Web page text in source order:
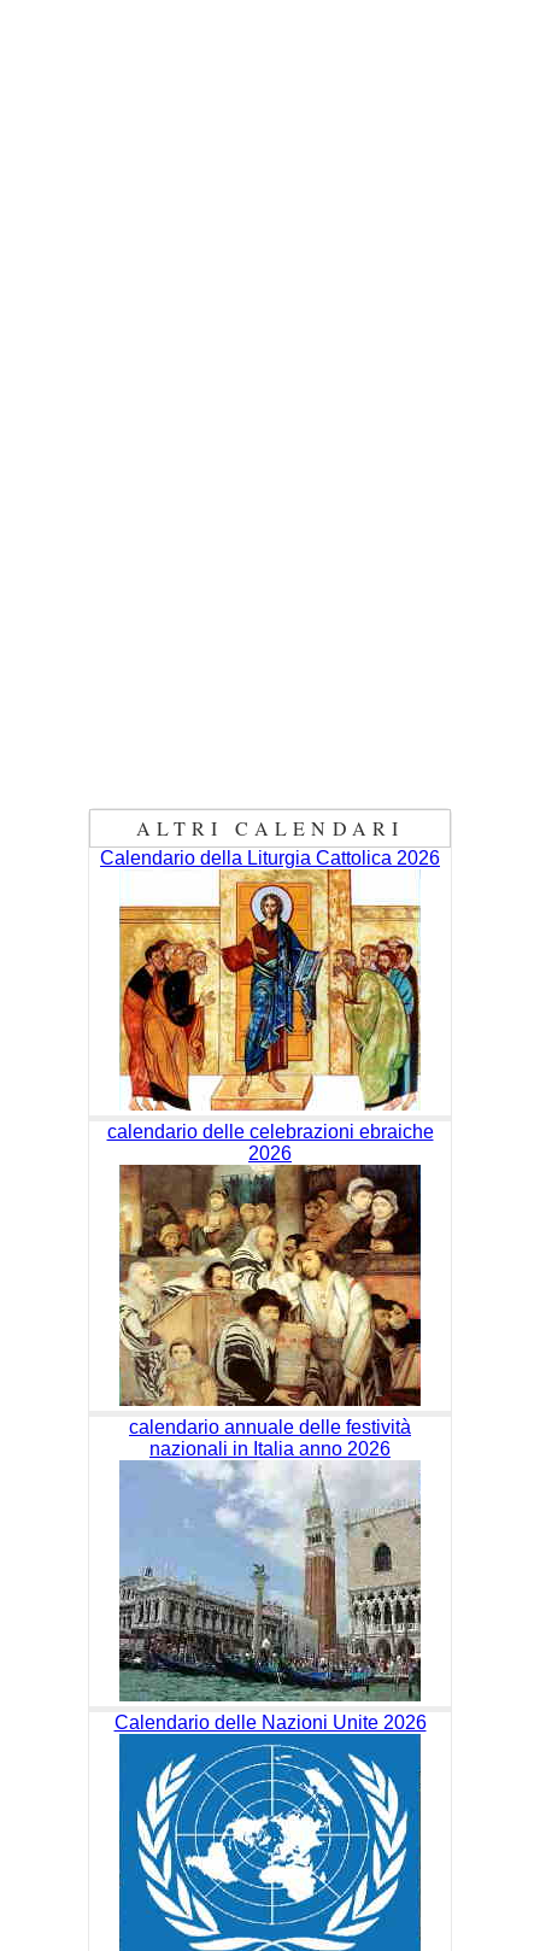
ALTRI CALENDARI
Calendario della Liturgia Cattolica 2026
calendario delle celebrazioni ebraiche
2026
calendario annuale delle festività
nazionali in Italia anno 2026
Calendario delle Nazioni Unite 2026